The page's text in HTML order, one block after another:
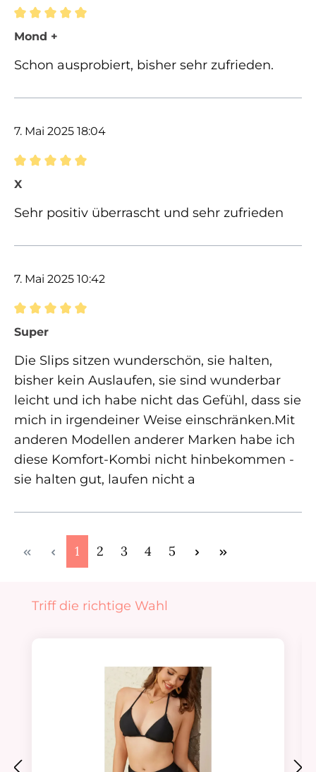
Bewertung mit 5 von 5 Sternen
Mond +
Schon ausprobiert, bisher sehr zufrieden.
7. Mai 2025 18:04
Bewertung mit 5 von 5 Sternen
X
Sehr positiv überrascht und sehr zufrieden
7. Mai 2025 10:42
Bewertung mit 5 von 5 Sternen
Super
Die Slips sitzen wunderschön, sie halten,
bisher kein Auslaufen, sie sind wunderbar
leicht und ich habe nicht das Gefühl, dass sie
mich in irgendeiner Weise einschränken.Mit
anderen Modellen anderer Marken habe ich
diese Komfort-Kombi nicht hinbekommen -
sie halten gut, laufen nicht a
Seite
1 Seite
2 Seite
3 Seite
4 Seite
5
Produktgalerie überspringen
Triff die richtige Wahl